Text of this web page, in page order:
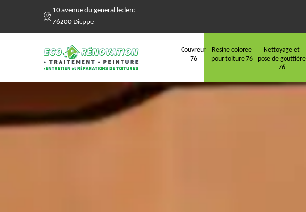
10 avenue du general leclerc
76200 Dieppe
Couvreur
76
Resine coloree
pour toiture 76
Nettoyage et
pose de gouttière
76